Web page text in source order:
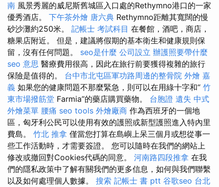
南 風景秀麗的威尼斯舊城區入口處的Rethymno港口的一家
優秀酒店。 下午茶外燴 唐六典 Rethymno距離其寬闊的慢
砂沙灘約250米。 記帳士 考試科目 在餐館，酒吧，商店，
糖果店附近。 但是，建議將假期的基本衛生和健康規則保
留，沒有任何問題。 seo是什麼 公司設立 辦護照要帶什麼
seo 意思 醫療費用很高，因此在旅行前要獲得複雜的旅行
保險是值得的。 台中市北屯區軍功路周邊的整骨院 外燴 嘉
義 如果您的健康問題不那麼緊急，則可以在用綠十字和“ 竹
東市場撥筋堂 Farmia”的藥店購買藥物。 台胞證 遺失 中式
外燴菜單 腰痛 seo tools 外燴廠商 作為西班牙的一個地
區，匈牙利公民可以使用有效的護照或新型護照進入特內里
費島。 竹北 推拿 僅當您打算在島嶼上呆三個月或想從事一
些工作活動時，才需要簽證。 您可以隨時在我們的網站上
修改或撤回對Cookies代碼的同意。 河南路四段推拿 在我
們的隱私政策中了解有關我們的更多信息，如何與我們聯繫
以及如何處理個人數據。 搜索 記帳士 書 ptt 谷歌seo 台北